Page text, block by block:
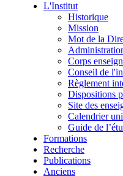
L'Institut
Historique
Mission
Mot de la
Corps
Conseil de
Règlement
Dispositions
Site des
Calendrier
Guide de
Formations
Recherche
Publications
Anciens